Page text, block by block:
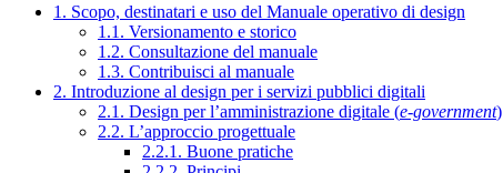
1. Scopo, destinatari e uso del Manuale operativo di design
1.1. Versionamento e storico
1.2. Consultazione del manuale
1.3. Contribuisci al manuale
2. Introduzione al design per i servizi pubblici digitali
2.1. Design per l’amministrazione digitale (e-government)
2.2. L’approccio progettuale
2.2.1. Buone pratiche